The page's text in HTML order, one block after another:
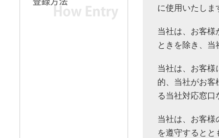
に使用いたしま
当社は、お客様
ときを除き、
当社は、お客様
的、当社がお客
る当社対応窓
当社は、お客様
を遵守すると